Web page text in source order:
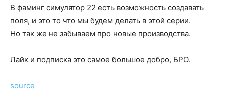
В фаминг симулятор 22 есть возможность создавать
поля, и это то что мы будем делать в этой серии.
Но так же не забываем про новые производства.
Лайк и подписка это самое большое добро, БРО.
source